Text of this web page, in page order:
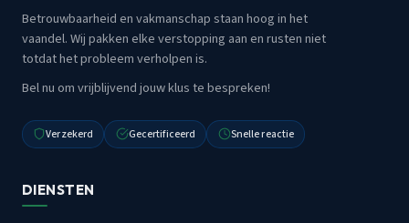
Betrouwbaarheid en vakmanschap staan hoog in het
vaandel. Wij pakken elke verstopping aan en rusten niet
totdat het probleem verholpen is.
Bel nu om vrijblijvend jouw klus te bespreken!
Verzekerd Gecertificeerd Snelle reactie
DIENSTEN